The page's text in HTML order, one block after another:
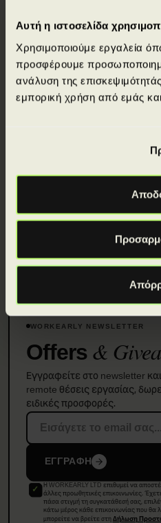
Αυτή η ιστοσελίδα
Χρησιμοποιούμε εργαλεία
προσφέρουμε
ανάλυση της
εμπορική χρήση από εμάς
Απόκτησε
WORKEARLY NEWSLETTER
Offers&
Εγγραφείτε στο newsletter
remote θέσεις εργασίας,
ειδικές προσφορές.
ΕΓΓΡΑΦΗ
Η WORKEARLY LTD επιθυμεί να
άλλες προωθητικές επικοινωνίες.
πάσα στιγμή τη συγκατάθεσή σας,
κάτω μέρος κάθε επικοινωνίας που θα
μπορείτε να βρείτε στηΔήλωση